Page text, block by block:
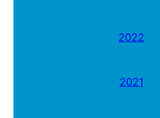
2022
2021